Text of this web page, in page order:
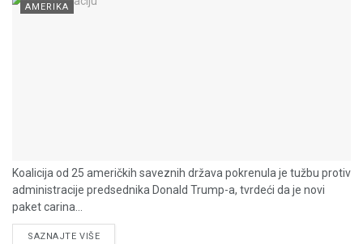
AMERIKA
Koalicija od 25 američkih saveznih država pokrenula je tužbu protiv
administracije predsednika Donald Trump-a, tvrdeći da je novi
paket carina...
SAZNAJTE VIŠEDETAILS